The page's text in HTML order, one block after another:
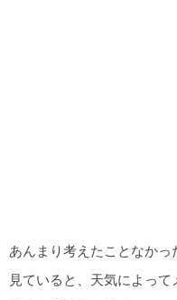
あんまり考えたことなか
見ていると、天気によっ